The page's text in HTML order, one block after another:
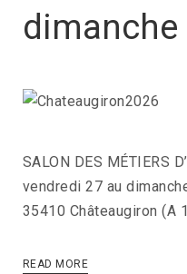
dimanche
SALON DES MÉTIERS
vendredi 27 au
35410 Châteaugiron (A
READ MORE